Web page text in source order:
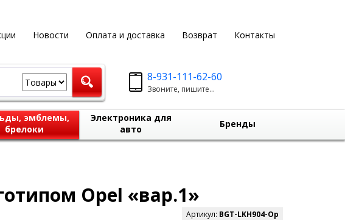
Новости Оплата и доставка Возврат Контакты
8-931-111-62-60
Звоните, пишите...
эмблемы,
брелоки
Электроника для
авто
Бренды
Opel «вар.1»
Артикул: BGT-LKH904-Op